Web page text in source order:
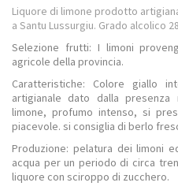
Liquore di limone prodotto
a Santu Lussurgiu. Grado alcolico
Selezione frutti: I limoni
agricole della provincia.
Caratteristiche: Colore giallo
artigianale dato dalla
limone, profumo intenso, si
piacevole. si consiglia di berlo
Produzione: pelatura dei limoni
acqua per un periodo di circa
liquore con sciroppo di zucchero.